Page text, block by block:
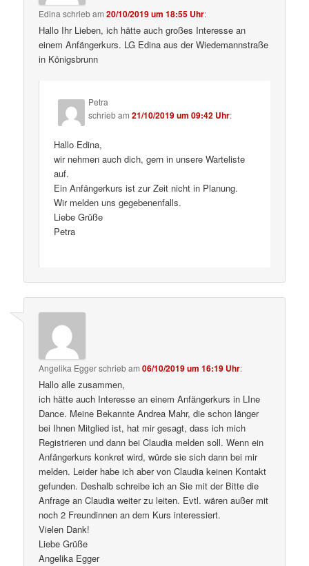
Edina schriebam20/10/2019 um 18:55 Uhr:
Hallo Ihr Lieben, ich hätte auch großes Interesse an
einem Anfängerkurs. LG Edina aus der Wiedemannstraße
in Königsbrunn
Petra
schriebam21/10/2019 um 09:42 Uhr:
Hallo Edina,
wir nehmen auch dich, gern in unsere Warteliste
auf.
Ein Anfängerkurs ist zur Zeit nicht in Planung.
Wir melden uns gegebenenfalls.
Liebe Grüße
Petra
Angelika Eggerschriebam06/10/2019 um 16:19 Uhr:
Hallo alle zusammen,
ich hätte auch Interesse an einem Anfängerkurs in LIne
Dance. Meine Bekannte Andrea Mahr, die schon länger
bei Ihnen Mitglied ist, hat mir gesagt, dass ich mich
Registrieren und dann bei Claudia melden soll. Wenn ein
Anfängerkurs konkret wird, würde sie sich dann bei mir
melden. Leider habe ich aber von Claudia keinen Kontakt
gefunden. Deshalb schreibe ich an Sie mit der Bitte die
Anfrage an Claudia weiter zu leiten. Evtl. wären außer mit
noch 2 Freundinnen an dem Kurs interessiert.
Vielen Dank!
Liebe Grüße
Angelika Egger